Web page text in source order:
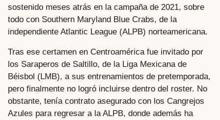
sostenido meses atrás en la campaña de 2021, sobre
todo con Southern Maryland Blue Crabs, de la
independiente Atlantic League (ALPB) norteamericana.
Tras ese certamen en Centroamérica fue invitado por
los Saraperos de Saltillo, de la Liga Mexicana de
Béisbol (LMB), a sus entrenamientos de pretemporada,
pero finalmente no logró incluirse dentro del roster. No
obstante, tenía contrato asegurado con los Cangrejos
Azules para regresar a la ALPB, donde además ha